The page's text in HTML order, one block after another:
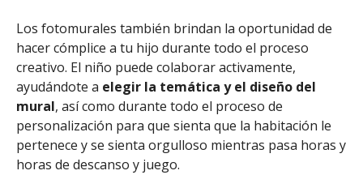
Los fotomurales también brindan la oportunidad de
hacer cómplice a tu hijo durante todo el proceso
creativo. El niño puede colaborar activamente,
ayudándote a elegir la temática y el diseño del
mural, así como durante todo el proceso de
personalización para que sienta que la habitación le
pertenece y se sienta orgulloso mientras pasa horas y
horas de descanso y juego.